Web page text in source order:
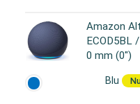
Amazon
ECOD5BL
0 mm (0")
Blu